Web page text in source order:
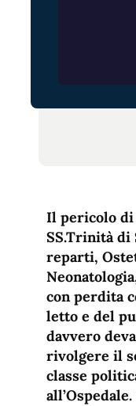
Il pericolo di
SS.Trinità di
reparti,
con perdita
letto e del
davvero
rivolgere il
classe